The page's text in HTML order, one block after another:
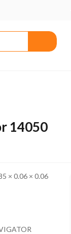
14050
× 0.06 × 0.06